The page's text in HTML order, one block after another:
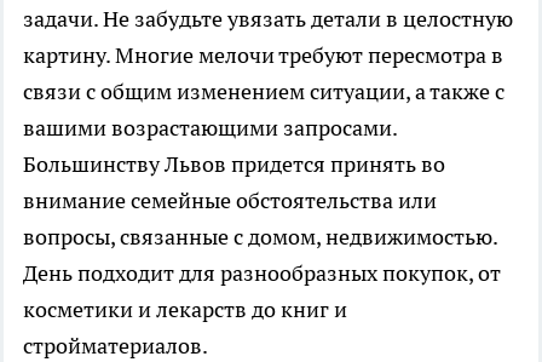
задачи. Не забудьте увязать детали в целостную
картину. Многие мелочи требуют пересмотра в
связи с общим изменением ситуации, а также с
вашими возрастающими запросами.
Большинству Львов придется принять во
внимание семейные обстоятельства или
вопросы, связанные с домом, недвижимостью.
День подходит для разнообразных покупок, от
косметики и лекарств до книг и
стройматериалов.